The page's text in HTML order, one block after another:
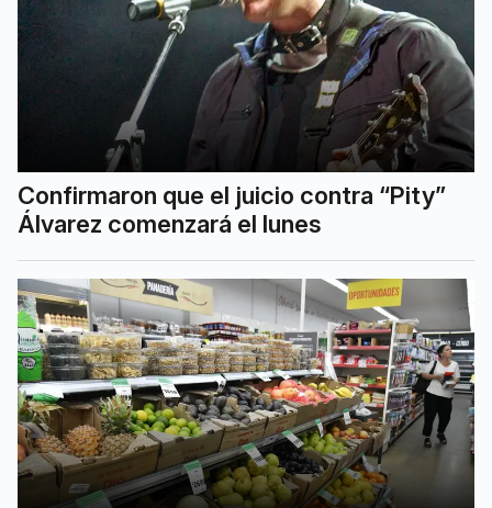
Confirmaron que el juicio contra “Pity”
Álvarez comenzará el lunes